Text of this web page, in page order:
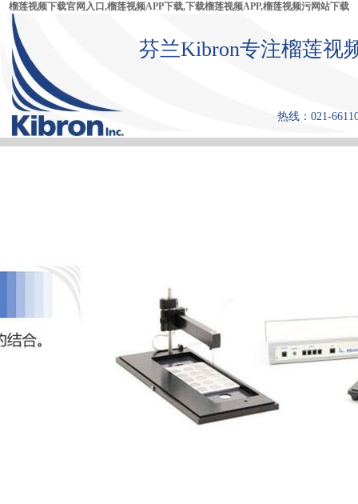
榴莲视频下载官网入口,榴莲视频APP下载,下载榴莲视频APP,榴莲视频污网站下载
芬兰Kibron专注榴莲视频
热线：021-
首 页 产品中心 张力仪